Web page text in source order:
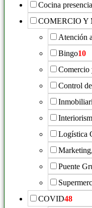
Cocina
COMERCIO
Atención
Bingo10
Comercio
Control
Logística
Puente
COVID48